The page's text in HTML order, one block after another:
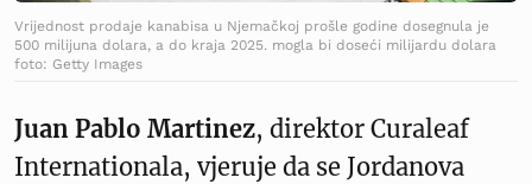
Vrijednost prodaje kanabisa u Njemačkoj prošle godine dosegnula je
500 milijuna dolara, a do kraja 2025. mogla bi doseći milijardu dolara
foto: Getty Images
Juan Pablo Martinez, direktor Curaleaf
Internationala, vjeruje da se Jordanova